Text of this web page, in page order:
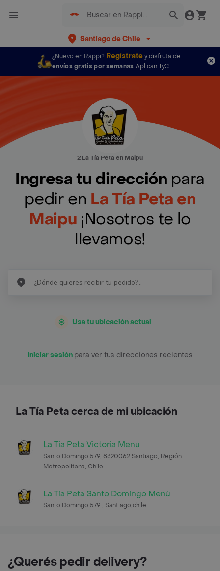
Santiago de Chile
¿Nuevo en Rappi? Regístratey disfruta de
envíos gratis por semanas Aplican TyC
2 La Tía Peta en Maipu
Ingresa tu dirección para
pedir en La Tía Peta en
Maipu ¡Nosotros te lo
llevamos!
Usa tu ubicación actual
Iniciar sesión para ver tus direcciones recientes
La Tía Peta cerca de mi ubicación
La Tia Peta Victoria Menú
Santo Domingo 579, 8320062 Santiago, Región
Metropolitana, Chile
La Tía Peta Santo Domingo Menú
Santo Domingo 579 , Santiago,chile
¿Querés pedir delivery?